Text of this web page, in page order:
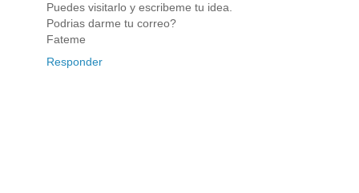
Puedes visitarlo y escribeme tu idea.
Podrias darme tu correo?
Fateme
Responder